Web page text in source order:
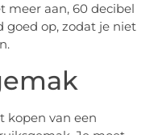
meer aan, 60 decibel
goed op, zodat je niet
kopen van een